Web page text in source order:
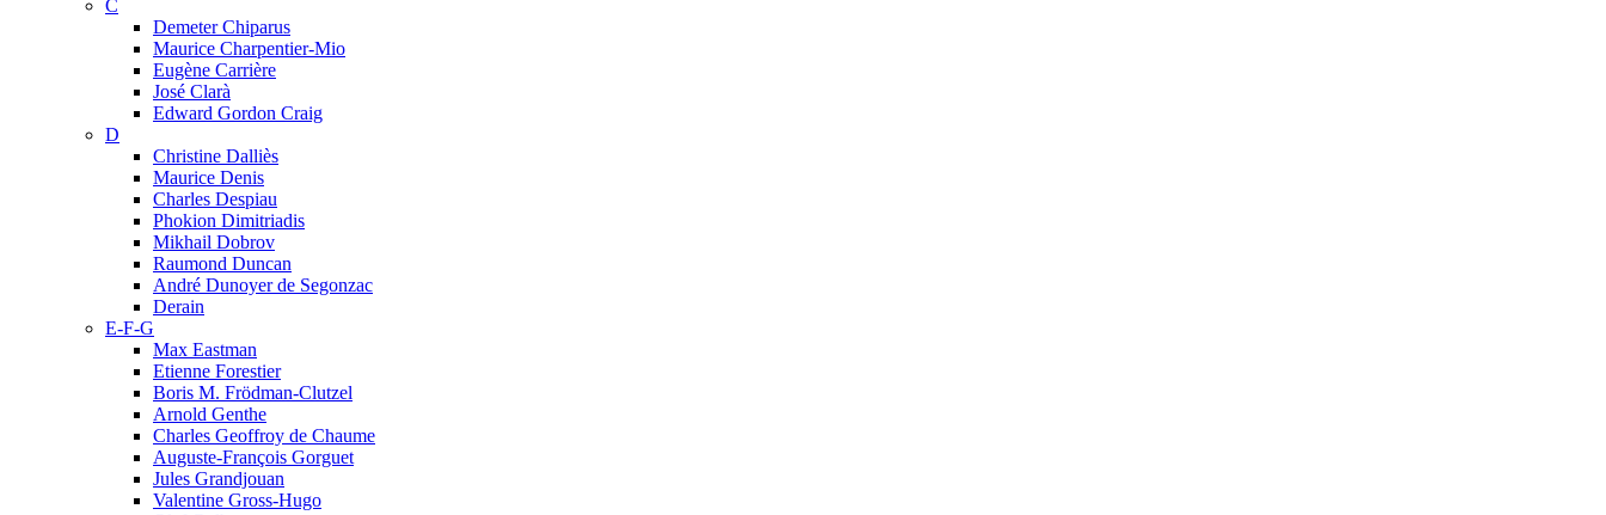
C
Demeter Chiparus
Maurice Charpentier-Mio
Eugène Carrière
José Clarà
Edward Gordon Craig
D
Christine Dalliès
Maurice Denis
Charles Despiau
Phokion Dimitriadis
Mikhail Dobrov
Raumond Duncan
André Dunoyer de Segonzac
Derain
E-F-G
Max Eastman
Etienne Forestier
Boris M. Frödman-Clutzel
Arnold Genthe
Charles Geoffroy de Chaume
Auguste-François Gorguet
Jules Grandjouan
Valentine Gross-Hugo